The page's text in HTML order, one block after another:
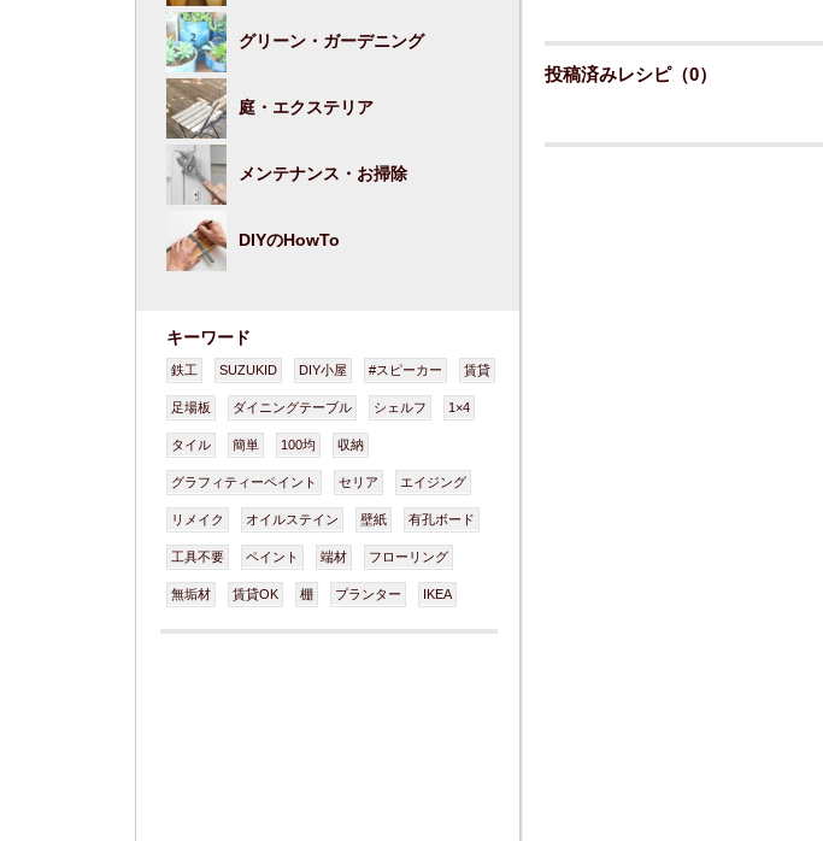
グリーン・ガーデニング
庭・エクステリア
メンテナンス・お掃除
DIYのHowTo
キーワード
鉄工 SUZUKID DIY小屋 #スピーカー 賃貸
足場板 ダイニングテーブル シェルフ 1×4
タイル 簡単 100均 収納
グラフィティーペイント セリア エイジング
リメイク オイルステイン 壁紙 有孔ボード
工具不要 ペイント 端材 フローリング
無垢材 賃貸OK 棚 プランター IKEA
投稿済みレシピ（0）